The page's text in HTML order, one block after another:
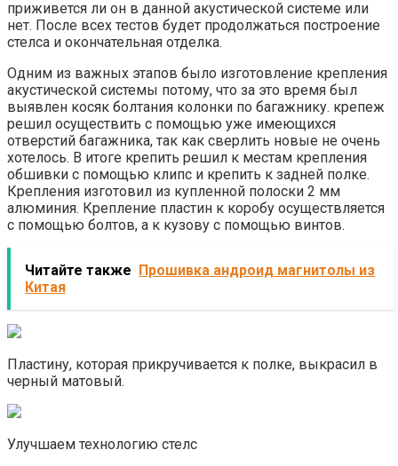
приживется ли он в данной акустической системе или
нет. После всех тестов будет продолжаться построение
стелса и окончательная отделка.
Одним из важных этапов было изготовление крепления
акустической системы потому, что за это время был
выявлен косяк болтания колонки по багажнику. крепеж
решил осуществить с помощью уже имеющихся
отверстий багажника, так как сверлить новые не очень
хотелось. В итоге крепить решил к местам крепления
обшивки с помощью клипс и крепить к задней полке.
Крепления изготовил из купленной полоски 2 мм
алюминия. Крепление пластин к коробу осуществляется
с помощью болтов, а к кузову с помощью винтов.
Читайте также Прошивка андроид магнитолы из
Китая
Пластину, которая прикручивается к полке, выкрасил в
черный матовый.
Улучшаем технологию стелс